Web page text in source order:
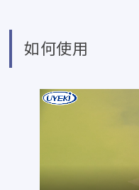
如何使用